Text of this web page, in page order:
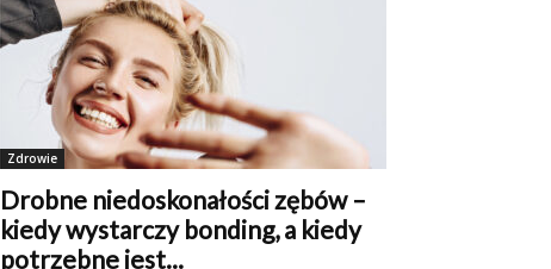
Zdrowie
Drobne niedoskonałości zębów –
kiedy wystarczy bonding, a kiedy
potrzebne jest...